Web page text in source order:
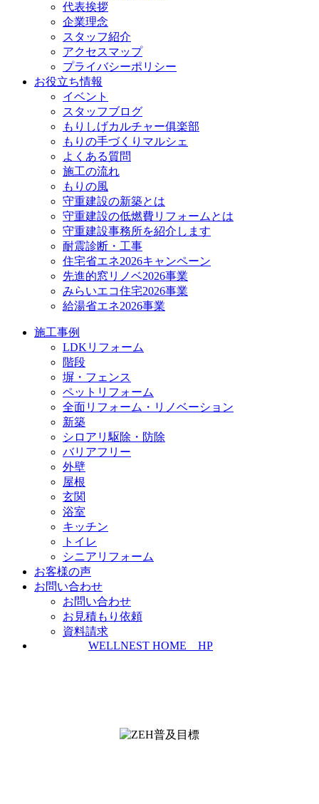
代表挨拶
企業理念
スタッフ紹介
アクセスマップ
プライバシーポリシー
お役立ち情報
イベント
スタッフブログ
もりしげカルチャー俱楽部
もりの手づくりマルシェ
よくある質問
施工の流れ
もりの風
守重建設の新築とは
守重建設の低燃費リフォームとは
守重建設事務所を紹介します
耐震診断・工事
住宅省エネ2026キャンペーン
先進的窓リノベ2026事業
みらいエコ住宅2026事業
給湯省エネ2026事業
施工事例
LDKリフォーム
階段
塀・フェンス
ペットリフォーム
全面リフォーム・リノベーション
新築
シロアリ駆除・防除
バリアフリー
外壁
屋根
玄関
浴室
キッチン
トイレ
シニアリフォーム
お客様の声
お問い合わせ
お問い合わせ
お見積もり依頼
資料請求
WELLNEST HOME HP